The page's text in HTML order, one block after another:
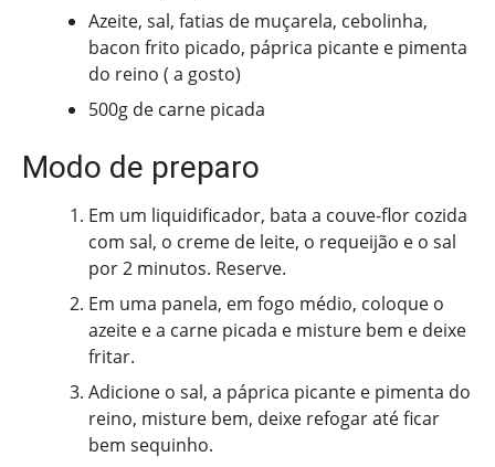
Azeite, sal, fatias de muçarela, cebolinha,
bacon frito picado, páprica picante e pimenta
do reino ( a gosto)
500g de carne picada
Modo de preparo
Em um liquidificador, bata a couve-flor cozida
com sal, o creme de leite, o requeijão e o sal
por 2 minutos. Reserve.
Em uma panela, em fogo médio, coloque o
azeite e a carne picada e misture bem e deixe
fritar.
Adicione o sal, a páprica picante e pimenta do
reino, misture bem, deixe refogar até ficar
bem sequinho.